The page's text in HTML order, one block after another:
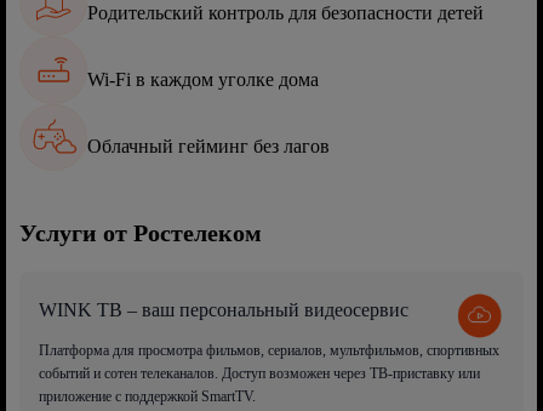
Родительский контроль для безопасности детей
Wi-Fi в каждом уголке дома
Облачный гейминг без лагов
Услуги от Ростелеком
WINK ТВ – ваш персональный видеосервис
Платформа для просмотра фильмов, сериалов, мультфильмов, спортивных
событий и сотен телеканалов. Доступ возможен через ТВ-приставку или
приложение с поддержкой SmartTV.